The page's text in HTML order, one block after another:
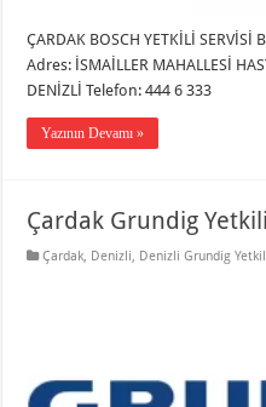
ÇARDAK BOSCH YETKİLİ SERVİSİ
Adres: İSMAİLLER MAHALLESİ
DENİZLİ Telefon: 444 6 333
Yazının Devamı »
Çardak Grundig
Çardak, Denizli, Denizli Grundig